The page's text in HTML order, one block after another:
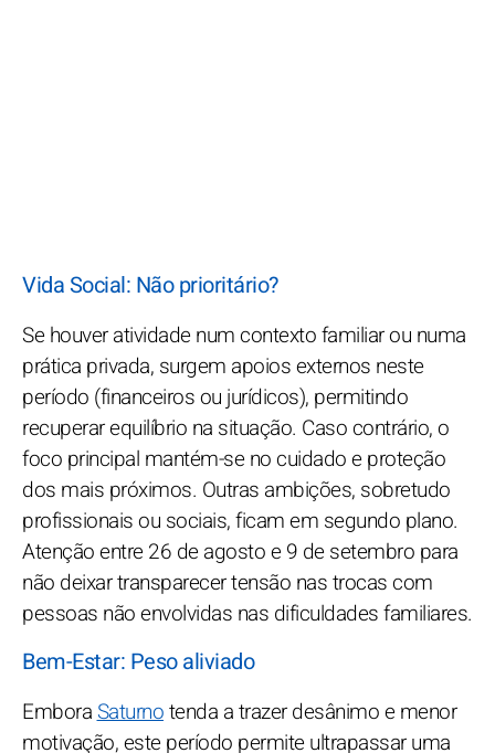
Vida Social: Não prioritário?
Se houver atividade num contexto familiar ou numa
prática privada, surgem apoios externos neste
período (financeiros ou jurídicos), permitindo
recuperar equilíbrio na situação. Caso contrário, o
foco principal mantém-se no cuidado e proteção
dos mais próximos. Outras ambições, sobretudo
profissionais ou sociais, ficam em segundo plano.
Atenção entre 26 de agosto e 9 de setembro para
não deixar transparecer tensão nas trocas com
pessoas não envolvidas nas dificuldades familiares.
Bem-Estar: Peso aliviado
EmboraSaturnotenda a trazer desânimo e menor
motivação, este período permite ultrapassar uma